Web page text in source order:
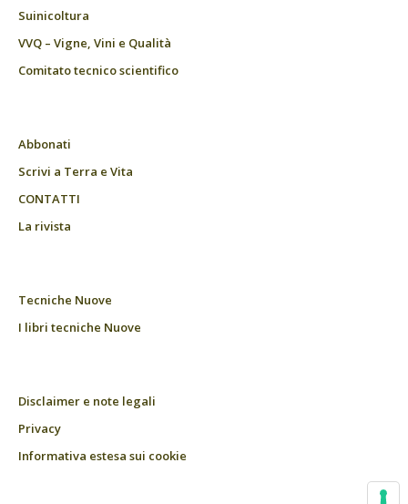
Suinicoltura
VVQ – Vigne, Vini e Qualità
Comitato tecnico scientifico
Abbonati
Scrivi a Terra e Vita
CONTATTI
La rivista
Tecniche Nuove
I libri tecniche Nuove
Disclaimer e note legali
Privacy
Informativa estesa sui cookie